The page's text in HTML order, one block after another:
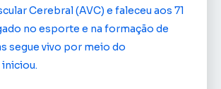
Cerebral (AVC) e faleceu aos 71
no esporte e na formação de
segue vivo por meio do